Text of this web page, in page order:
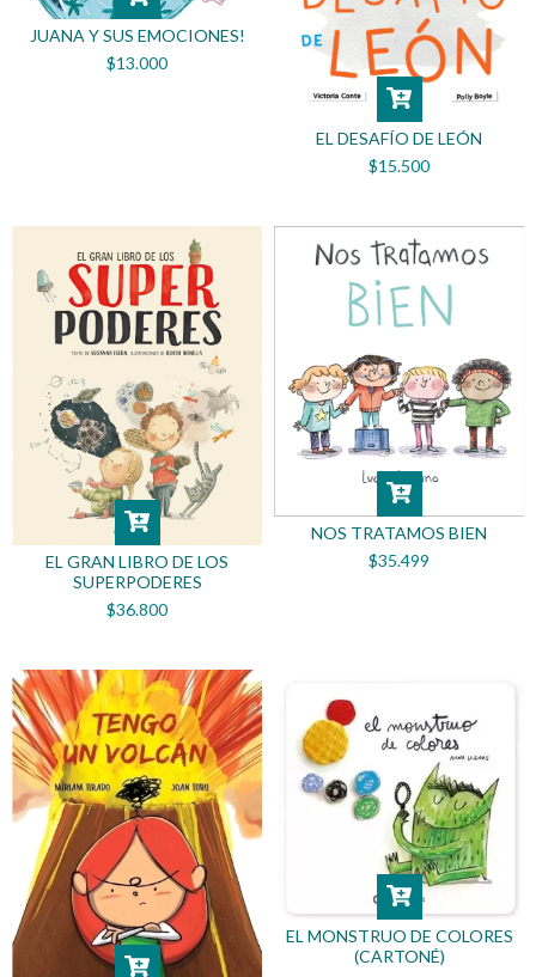
JUANA Y SUS EMOCIONES!
$13.000
EL DESAFÍO DE LEÓN
$15.500
EL GRAN LIBRO DE LOS
SUPERPODERES
$36.800
NOS TRATAMOS BIEN
$35.499
EL MONSTRUO DE COLORES
(CARTONÉ)